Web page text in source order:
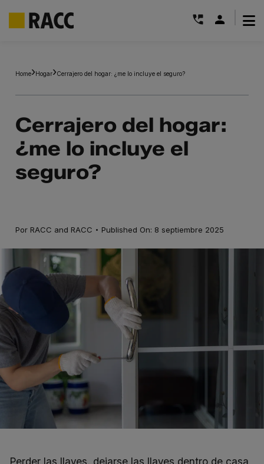
contenido
Home Hogar Cerrajero del hogar: ¿me lo incluye el seguro?
Cerrajero del hogar:
¿me lo incluye el
seguro?
Por RACC and RACC · Published On: 8 septiembre 2025
Perder las llaves, dejarse las llaves dentro de casa